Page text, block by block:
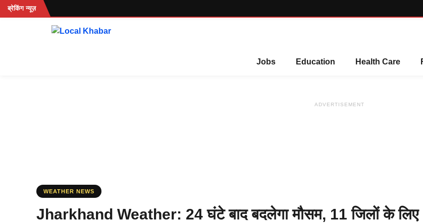
Skip
to
ब्रेकिंग न्यूज़
Jobs Education Health Care
ADVERTISEMENT
WEATHER NEWS
Jharkhand Weather: 24 घंटे बाद बदलेगा मौसम, 11 जिलों के लिए